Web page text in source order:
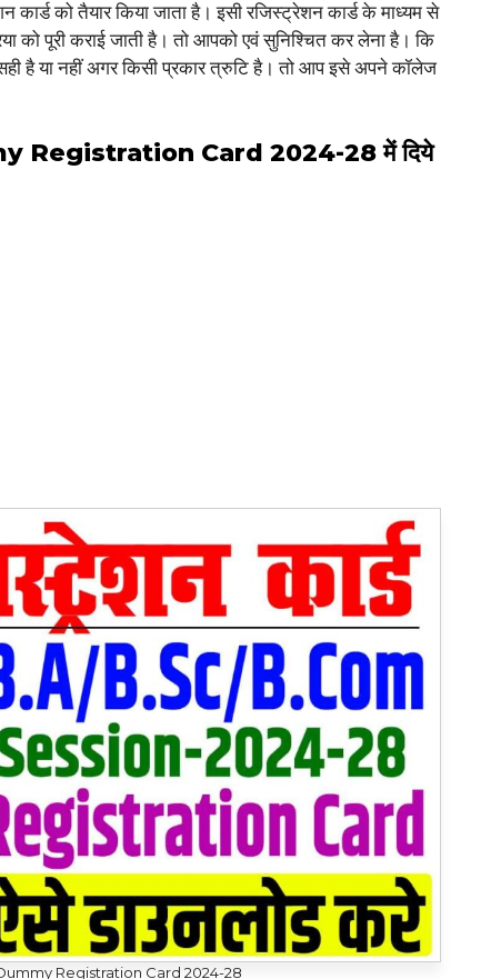
कार्ड को तैयार किया जाता है। इसी रजिस्ट्रेशन कार्ड के माध्यम से
को पूरी कराई जाती है। तो आपको एवं सुनिश्चित कर लेना है। कि
है या नहीं अगर किसी प्रकार त्रुटि है। तो आप इसे अपने कॉलेज
Registration Card 2024-28 में दिये
Registration Card 2024-28